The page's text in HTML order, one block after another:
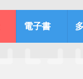
電子書